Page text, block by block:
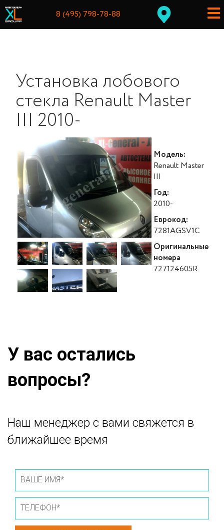
8 (495) 798-78-88
Установка лобового
стекла Renault Master
III 2010-
Модель:
Renault Master
III
Год:
2010-
Еврокод:
7281AGSV1C
Оригинальные
номера
727124605R
У вас остались
вопросы?
Наш менеджер с вами свяжется в
ближайшее время